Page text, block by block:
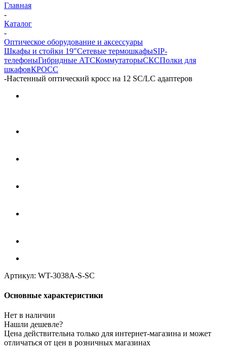
Главная
-
Каталог
-
Оптическое оборудование и аксессуары
Шкафы и стойки 19"Сетевые термошкафыSIP-
телефоныГибридные АТСКоммутаторыСКСПолки для
шкафовКРОСС
-Настенный оптический кросс на 12 SC/LC адаптеров
Артикул: WT-3038A-S-SC
Основные характеристики
Нет в наличии
Нашли дешевле?
Цена действительна только для интернет-магазина и может
отличаться от цен в розничных магазинах